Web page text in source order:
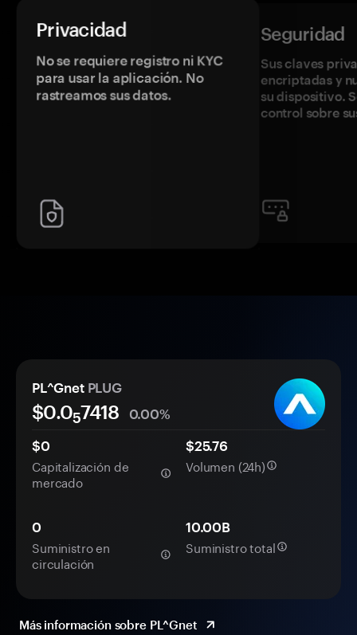
Privacidad
No se requiere registro ni KYC
para usar la aplicación. No
rastreamos sus datos.
Seguridad
Sus claves
encriptadas y
su dispositivo.
control sobre
PL^Gnet PLUG
$0.057418
0.00%
$0
Capitalización de
mercado
$25.76
Volumen (24h)
0
Suministro en
circulación
10.00B
Suministro total
Más información sobre PL^Gnet